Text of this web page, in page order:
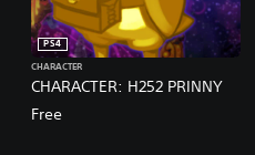
CHARACTER: H252 PRINNY
PS4
CHARACTER
Free